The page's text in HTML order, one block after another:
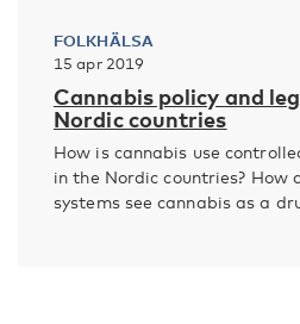
FOLKHÄLSA
15 apr 2019
Cannabis policy and
Nordic countries
How is cannabis use
in the Nordic countries? How
systems see cannabis as a